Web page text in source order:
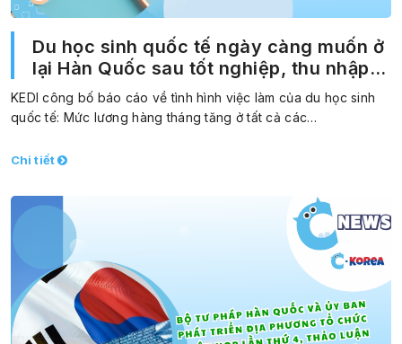
Du học sinh quốc tế ngày càng muốn ở
lại Hàn Quốc sau tốt nghiệp, thu nhập
hàng tháng cũng tăng
KEDI công bố báo cáo về tình hình việc làm của du học sinh
quốc tế: Mức lương hàng tháng tăng ở tất cả các…
Chi tiết